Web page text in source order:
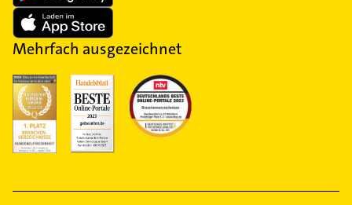
Mehrfach ausgezeichnet